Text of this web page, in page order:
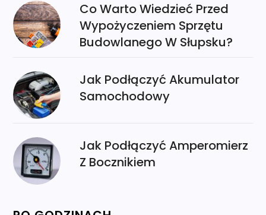
Co Warto Wiedzieć Przed
Wypożyczeniem Sprzętu
Budowlanego W Słupsku?
Jak Podłączyć Akumulator
Samochodowy
Jak Podłączyć Amperomierz
Z Bocznikiem